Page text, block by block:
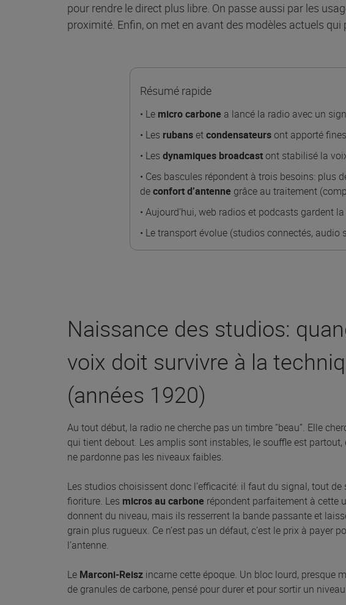
pour rendre le direct plus libre. On passe aussi par les
proximité. Enfin, on met en avant des modèles actuels qui
Résumé rapide
• Le micro carbone a lancé la radio avec un
• Les rubansetcondensateursont apporté
• Les dynamiques broadcastont stabilisé la
• Ces bascules répondent à trois besoins: plus
deconfort d’antenne grâce au traitement
• Aujourd’hui, web radios et podcasts gardent
• Le transport évolue (studios connectés,
Naissance des studios:
voix doit survivre à la
(années 1920)
Au tout début, la radio ne cherche pas un timbre “beau”. Elle
qui tient debout. Les amplis sont instables, le souffle est
ne pardonne pas les niveaux faibles.
Les studios choisissent donc l’efficacité: il faut du signal, tout de
fioriture. Les micros au carbone répondent parfaitement à cette
donnent du niveau, mais ils resserrent la bande passante et
grain plus rugueux. Ce n’est pas un défaut, c’est le prix à payer
l’antenne.
Le Marconi-Reisz incarne cette époque. Un bloc lourd, presque
de granules de carbone, pensé pour durer et pour sortir un